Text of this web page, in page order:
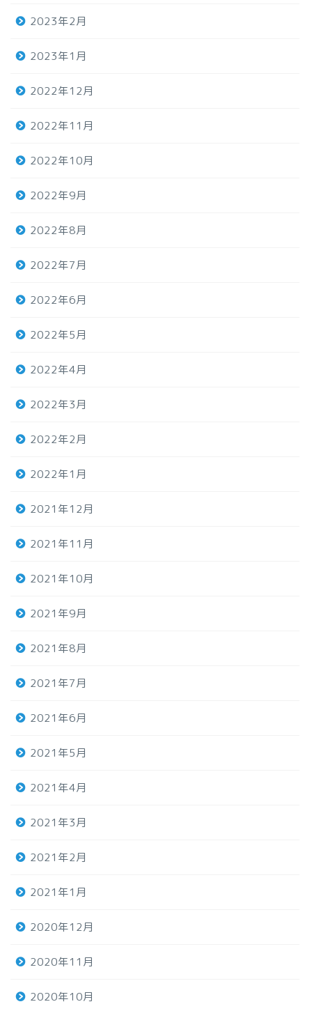
2023年2月
2023年1月
2022年12月
2022年11月
2022年10月
2022年9月
2022年8月
2022年7月
2022年6月
2022年5月
2022年4月
2022年3月
2022年2月
2022年1月
2021年12月
2021年11月
2021年10月
2021年9月
2021年8月
2021年7月
2021年6月
2021年5月
2021年4月
2021年3月
2021年2月
2021年1月
2020年12月
2020年11月
2020年10月